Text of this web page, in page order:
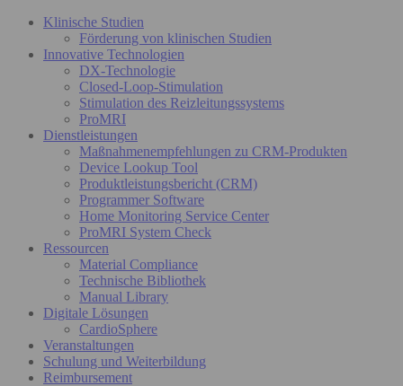
Klinische Studien
Förderung von klinischen Studien
Innovative Technologien
DX-Technologie
Closed-Loop-Stimulation
Stimulation des Reizleitungssystems
ProMRI
Dienstleistungen
Maßnahmenempfehlungen zu CRM-Produkten
Device Lookup Tool
Produktleistungsbericht (CRM)
Programmer Software
Home Monitoring Service Center
ProMRI System Check
Ressourcen
Material Compliance
Technische Bibliothek
Manual Library
Digitale Lösungen
CardioSphere
Veranstaltungen
Schulung und Weiterbildung
Reimbursement